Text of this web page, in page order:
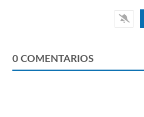
0 COMENTARIOS